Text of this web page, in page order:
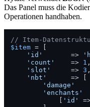
Das Panel muss die
Operationen handhaben.
// Item-
$item = [
'id'
       =>
'count'
    =>
1
'slot'
     =>
3
'nbt'
'damage'
'enchants'
'id'